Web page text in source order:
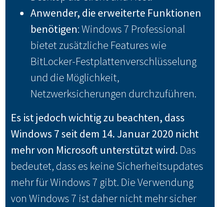
Anwender, die erweiterte Funktionen
benötigen: Windows 7 Professional
bietet zusätzliche Features wie
BitLocker-Festplattenverschlüsselung
und die Möglichkeit,
Netzwerksicherungen durchzuführen.
Es ist jedoch wichtig zu beachten, dass
Windows 7 seit dem 14. Januar 2020 nicht
mehr von Microsoft unterstützt wird. Das
bedeutet, dass es keine Sicherheitsupdates
mehr für Windows 7 gibt. Die Verwendung
von Windows 7 ist daher nicht mehr sicher